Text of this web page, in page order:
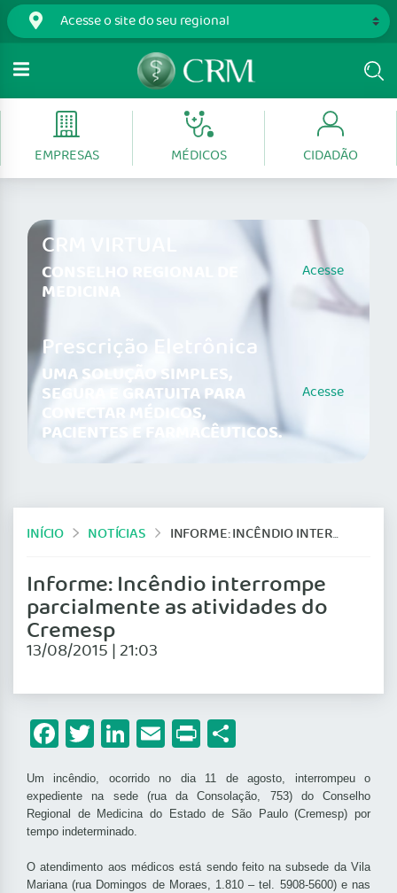
EMPRESAS MÉDICOS CIDADÃO
CRM VIRTUAL
CONSELHO REGIONAL DE
MEDICINA
Acesse
Prescrição Eletrônica
UMA SOLUÇÃO SIMPLES,
SEGURA E GRATUITA PARA
CONECTAR MÉDICOS,
PACIENTES E FARMACÊUTICOS.
Acesse
INÍCIO NOTÍCIAS INFORME: INCÊNDIO INTERROMPE PARCIALMENTE AS ATIVIDADES DO CREMESP
Informe: Incêndio interrompe
parcialmente as atividades do
Cremesp
13/08/2015 | 21:03
Facebook
Twitter
LinkedIn
Email
Print
Um incêndio, ocorrido no dia 11 de agosto, interrompeu o
expediente na sede (rua da Consolação, 753) do Conselho
Regional de Medicina do Estado de São Paulo (Cremesp) por
tempo indeterminado.
O atendimento aos médicos está sendo feito na subsede da Vila
Mariana (rua Domingos de Moraes, 1.810 – tel. 5908-5600) e nas